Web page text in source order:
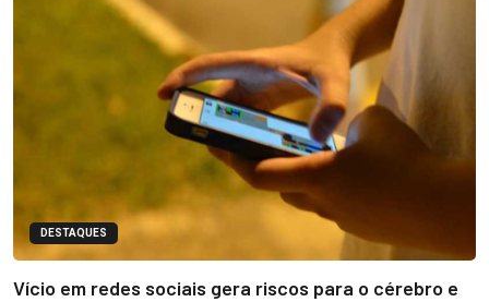
DESTAQUES
Vício em redes sociais gera riscos para o cérebro e